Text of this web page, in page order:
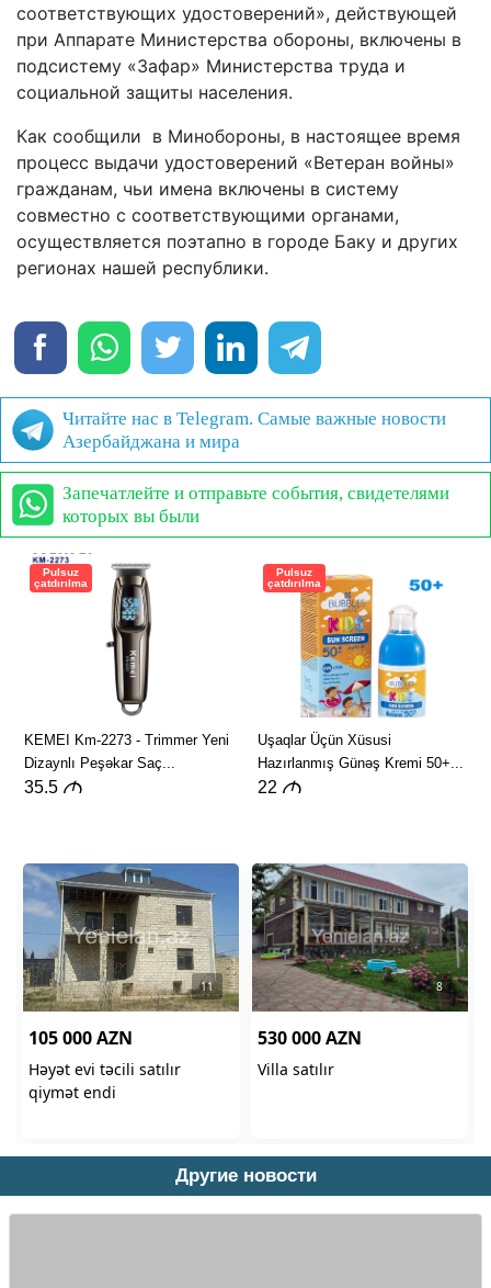
соответствующих удостоверений», действующей
при Аппарате Министерства обороны, включены в
подсистему «Зафар» Министерства труда и
социальной защиты населения.
Как сообщили в Минобороны, в настоящее время
процесс выдачи удостоверений «Ветеран войны»
гражданам, чьи имена включены в систему
совместно с соответствующими органами,
осуществляется поэтапно в городе Баку и других
регионах нашей республики.
Читайте нас в Telegram. Самые важные новости
Азербайджана и мира
Запечатлейте и отправьте события, свидетелями
которых вы были
Другие новости